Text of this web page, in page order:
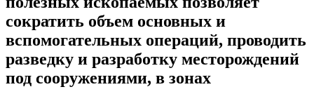
сократить объем основных и
вспомогательных операций, проводить
разведку и разработку месторождений
под сооружениями, в зонах